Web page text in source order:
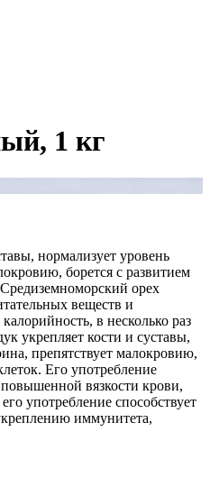
1 кг
нормализует уровень
борется с развитием
орех
веществ и
в несколько раз
укрепляет кости и суставы,
препятствует малокровию,
Его употребление
вязкости крови,
употребление способствует
иммунитета,